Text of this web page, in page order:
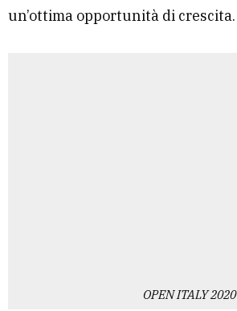
un’ottima opportunità di crescita.
OPEN ITALY 2020